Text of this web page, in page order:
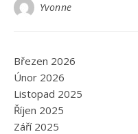
Yvonne
Březen 2026
Únor 2026
Listopad 2025
Říjen 2025
Září 2025